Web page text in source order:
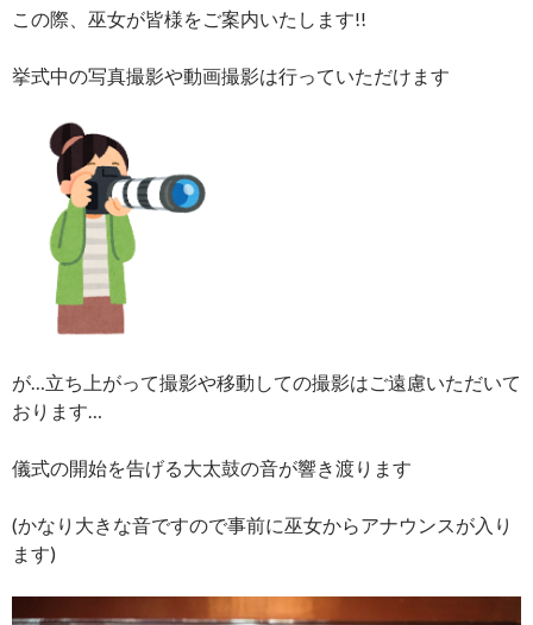
この際、巫女が皆様をご案内いたします!!
挙式中の写真撮影や動画撮影は行っていただけます
が…立ち上がって撮影や移動しての撮影はご遠慮いただいて
おります…
儀式の開始を告げる大太鼓の音が響き渡ります
(かなり大きな音ですので事前に巫女からアナウンスが入り
ます)